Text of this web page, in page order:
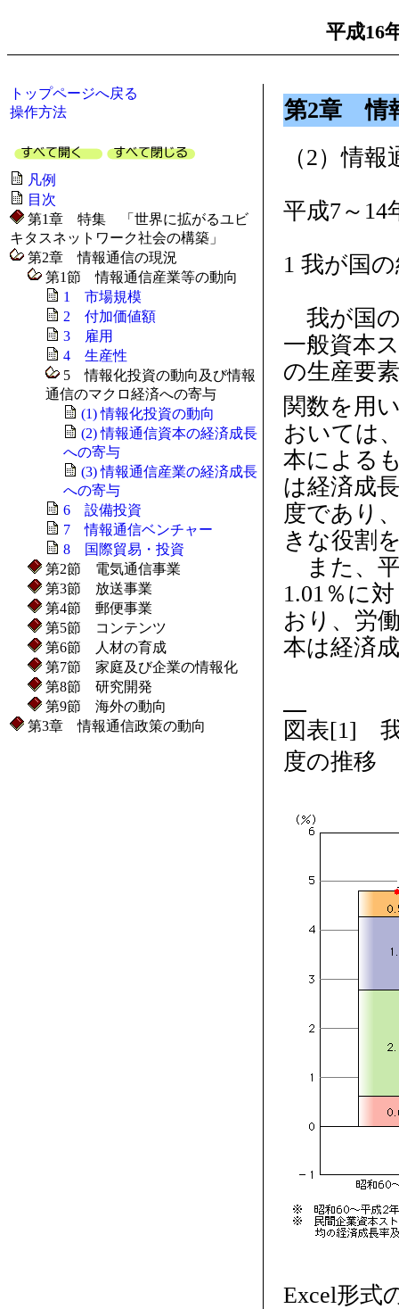
平成16
トップページへ戻る
操作方法
凡例
目次
第1章 特集 「世界に拡がるユビ
キタスネットワーク社会の構築」
第2章 情報通信の現況
第1節 情報通信産業等の動向
1 市場規模
2 付加価値額
3 雇用
4 生産性
5 情報化投資の動向及び情報
通信のマクロ経済への寄与
(1) 情報化投資の動向
(2) 情報通信資本の経済成長
への寄与
(3) 情報通信産業の経済成長
への寄与
6 設備投資
7 情報通信ベンチャー
8 国際貿易・投資
第2節 電気通信事業
第3節 放送事業
第4節 郵便事業
第5節 コンテンツ
第6節 人材の育成
第7節 家庭及び企業の情報化
第8節 研究開発
第9節 海外の動向
第3章 情報通信政策の動向
第2章 情
（2）情
平成7～14
1 我が国
我が国の
一般資本
の生産要
関数を用
おいては
本による
は経済成
度であり
きな役割
また、平
1.01％に
おり、労
本は経済
図表[1] 我
度の推移
Excel形式